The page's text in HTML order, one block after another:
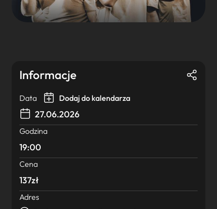
Informacje
Data Dodaj do kalendarza
27.06.2026
Godzina
19:00
Cena
137zł
Adres